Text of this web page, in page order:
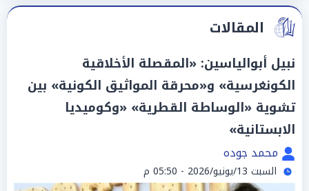
المقالات
نبيل أبوالياسين: «المقصلة الأخلاقية
الكونغرسية» و«محرقة المواثيق الكونية» بين
تشوية «الوساطة القطرية» «وكوميديا
الابستانية»
محمد جوده
السبت 13/يونيو/2026 - 05:50 م